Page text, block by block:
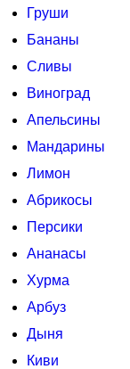
Груши
Бананы
Сливы
Виноград
Апельсины
Мандарины
Лимон
Абрикосы
Персики
Ананасы
Хурма
Арбуз
Дыня
Киви